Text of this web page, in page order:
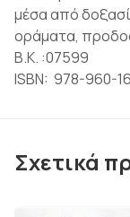
μέσα από
οράματα,
Β.Κ. :07599
ISBN: 978-960-
Σχετικά